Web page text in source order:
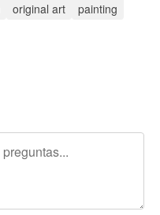
original art
painting